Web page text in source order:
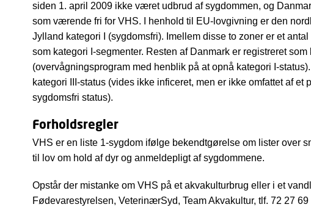
siden 1. april 2009 ikke været udbrud af sygdommen, og
som værende fri for VHS. I henhold til EU-lovgivning er den
Jylland kategori I (sygdomsfri). Imellem disse to zoner er et
som kategori I-segmenter. Resten af Danmark er registreret som
(overvågningsprogram med henblik på at opnå kategori I-
kategori III-status (vides ikke inficeret, men er ikke omfattet af et
sygdomsfri status).
Forholdsregler
VHS er en liste 1-sygdom ifølge bekendtgørelse om lister over
til lov om hold af dyr og anmeldepligt af sygdommene.
Opstår der mistanke om VHS på et akvakulturbrug eller i et
Fødevarestyrelsen, VeterinærSyd, Team Akvakultur, tlf. 72 27